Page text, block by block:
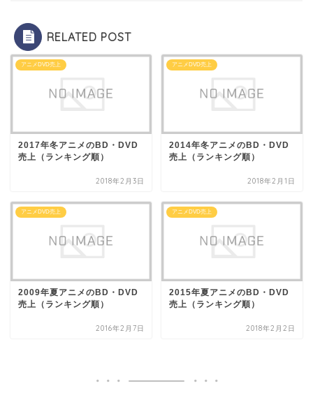
RELATED POST
アニメDVD売上
2017年冬アニメのBD・DVD
売上（ランキング順）
2018年2月3日
アニメDVD売上
2014年冬アニメのBD・DVD
売上（ランキング順）
2018年2月1日
アニメDVD売上
2009年夏アニメのBD・DVD
売上（ランキング順）
2016年2月7日
アニメDVD売上
2015年夏アニメのBD・DVD
売上（ランキング順）
2018年2月2日